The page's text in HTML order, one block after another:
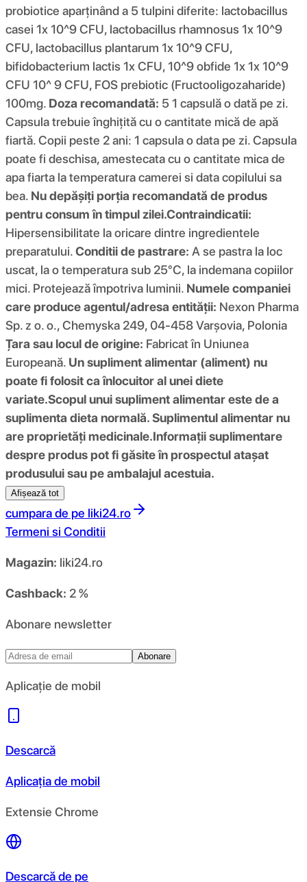
probiotice aparținând a 5 tulpini diferite: lactobacillus
casei 1x 10^9 CFU, lactobacillus rhamnosus 1x 10^9
CFU, lactobacillus plantarum 1x 10^9 CFU,
bifidobacterium lactis 1x CFU, 10^9 obfide 1x 1x 10^9
CFU 10^ 9 CFU, FOS prebiotic (Fructooligozaharide)
100mg. Doza recomandată: 5 1 capsulă o dată pe zi.
Capsula trebuie înghițită cu o cantitate mică de apă
fiartă. Copii peste 2 ani: 1 capsula o data pe zi. Capsula
poate fi deschisa, amestecata cu o cantitate mica de
apa fiarta la temperatura camerei si data copilului sa
bea. Nu depășiți porția recomandată de produs
pentru consum în timpul zilei.Contraindicatii:
Hipersensibilitate la oricare dintre ingredientele
preparatului.Conditii de pastrare: A se pastra la loc
uscat, la o temperatura sub 25°C, la indemana copiilor
mici. Protejează împotriva luminii. Numele companiei
care produce agentul/adresa entității: Nexon Pharma
Sp. z o. o., Chemyska 249, 04-458 Varşovia, Polonia
Țara sau locul de origine: Fabricat în Uniunea
Europeană. Un supliment alimentar (aliment) nu
poate fi folosit ca înlocuitor al unei diete
variate.Scopul unui supliment alimentar este de a
suplimenta dieta normală. Suplimentul alimentar nu
are proprietăți medicinale.Informații suplimentare
despre produs pot fi găsite în prospectul atașat
produsului sau pe ambalajul acestuia.
Afișează tot
cumpara de pe liki24.ro
Termeni si Conditii
Magazin: liki24.ro
Cashback: 2 %
Abonare newsletter
Abonare
Aplicație de mobil
Descarcă
Aplicația de mobil
Extensie Chrome
Descarcă de pe